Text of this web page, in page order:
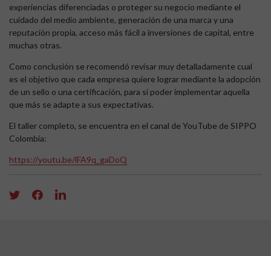
experiencias diferenciadas o proteger su negocio mediante el
cuidado del medio ambiente, generación de una marca y una
reputación propia, acceso más fácil a inversiones de capital, entre
muchas otras.
Como conclusión se recomendó revisar muy detalladamente cual
es el objetivo que cada empresa quiere lograr mediante la adopción
de un sello o una certificación, para sí poder implementar aquella
que más se adapte a sus expectativas.
El taller completo, se encuentra en el canal de YouTube de SIPPO
Colombia:
https://youtu.be/lFA9q_gaDoQ